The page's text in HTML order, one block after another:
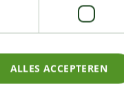
ALLES ACCEPTEREN